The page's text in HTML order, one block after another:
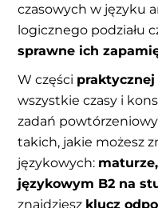
czasowych w języku
logicznego podziału
sprawne ich
W części praktycznej
wszystkie czasy i
zadań
takich, jakie możesz
językowych:
językowym B2 na
znajdziesz klucz